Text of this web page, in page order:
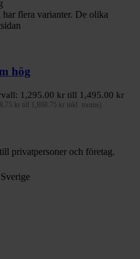
flera varianter. De olika
hög
1,295.00 kr till 1,495.00 kr
kr till 1,868.75 kr inkl. moms)
privatpersoner och företag.